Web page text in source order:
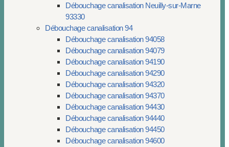
Débouchage canalisation Neuilly-sur-Marne
93330
Débouchage canalisation 94
Débouchage canalisation 94058
Débouchage canalisation 94079
Débouchage canalisation 94190
Débouchage canalisation 94290
Débouchage canalisation 94320
Débouchage canalisation 94370
Débouchage canalisation 94430
Débouchage canalisation 94440
Débouchage canalisation 94450
Débouchage canalisation 94600